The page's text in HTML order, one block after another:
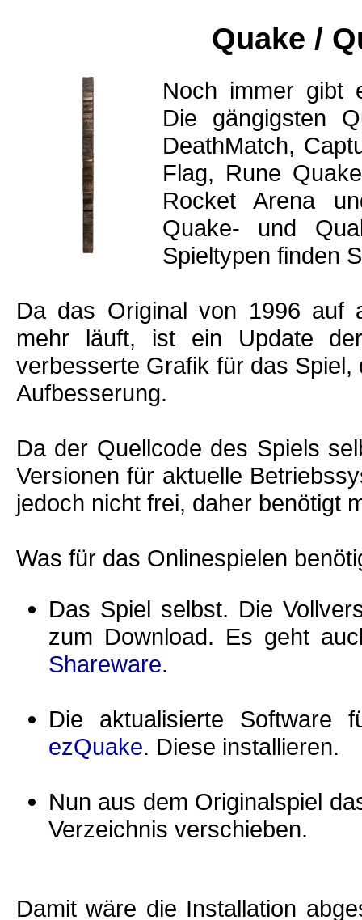
Quake /
Noch immer gibt
Die gängigsten
DeathMatch,
Flag, Rune
Rocket Arena
Quake- und
Spieltypen finden
Da das Original von 1996 auf
mehr läuft, ist ein Update
verbesserte Grafik für das
Aufbesserung.
Da der Quellcode des Spiels
Versionen für aktuelle
jedoch nicht frei, daher benötigt
Was für das Onlinespielen
Das Spiel selbst. Die
zum Download. Es geht
Shareware.
Die aktualisierte Software
ezQuake. Diese installieren.
Nun aus dem Originalspiel
Verzeichnis verschieben.
Damit wäre die Installation